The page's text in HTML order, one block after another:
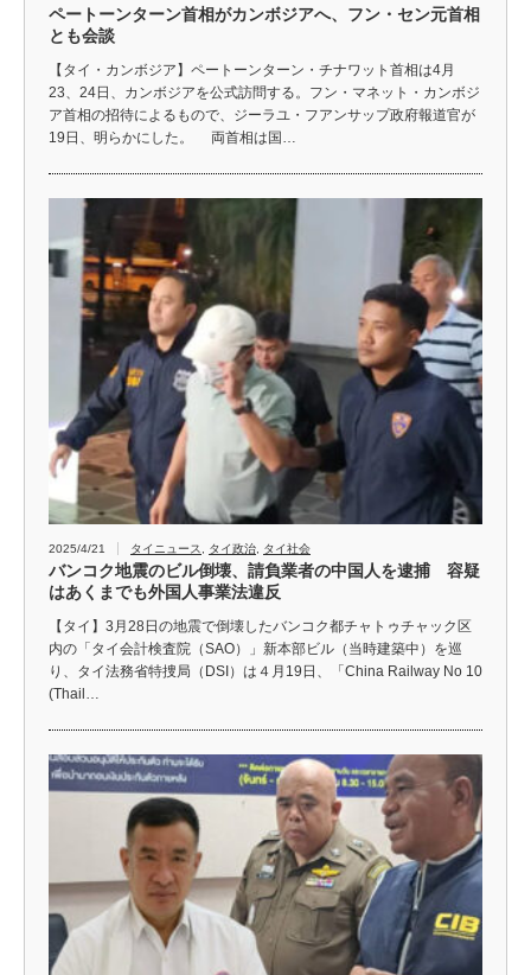
ペートーンターン首相がカンボジアへ、フン・セン元首相
とも会談
【タイ・カンボジア】ペートーンターン・チナワット首相は4月
23、24日、カンボジアを公式訪問する。フン・マネット・カンボジ
ア首相の招待によるもので、ジーラユ・フアンサップ政府報道官が
19日、明らかにした。 両首相は国…
2025/4/21 タイニュース タイ政治 タイ社会
バンコク地震のビル倒壊、請負業者の中国人を逮捕 容疑
はあくまでも外国人事業法違反
【タイ】3月28日の地震で倒壊したバンコク都チャトゥチャック区
内の「タイ会計検査院（SAO）」新本部ビル（当時建築中）を巡
り、タイ法務省特捜局（DSI）は４月19日、「China Railway No 10
(Thail…